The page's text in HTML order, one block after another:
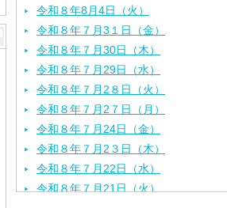
令和８年8月4日（火）
令和８年７月3１日（金）
令和８年７月30日（木）
令和８年７月29日（水）
令和８年７月2８日（火）
令和８年７月2７日（月）
令和８年７月24日（金）
令和８年７月2３日（木）
令和８年７月22日（水）
令和８年７月21日（火）